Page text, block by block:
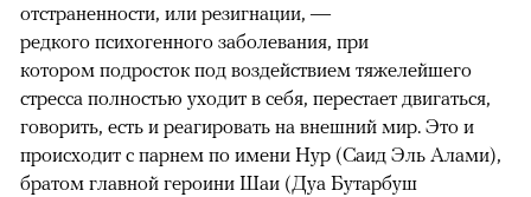
отстраненности, или резигнации, —
редкого психогенного заболевания, при
котором подросток под воздействием тяжелейшего
стресса полностью уходит в себя, перестает двигаться,
говорить, есть и реагировать на внешний мир. Это и
происходит с парнем по имени Нур (Саид Эль Алами),
братом главной героини Шаи (Дуа Бутарбуш